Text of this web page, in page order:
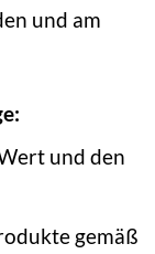
und am
und den
gemäß